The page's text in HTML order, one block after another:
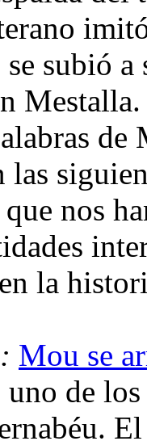
subió
nos
la
Mou se
de los